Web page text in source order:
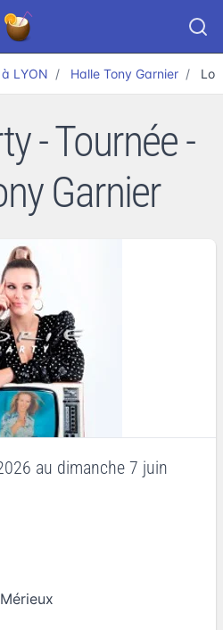
LYON Halle Tony Garnier
- Tournée -
Garnier
au dimanche 7 juin